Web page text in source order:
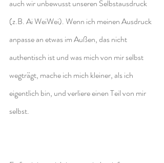
auch wir unbewusst unseren Selbstausdruck
(z.B. Ai WeiWei). Wenn ich meinen Ausdruck
anpasse an etwas im Außen, das nicht
authentisch ist und was mich von mir selbst
wegträgt, mache ich mich kleiner, als ich
eigentlich bin, und verliere einen Teil von mir
selbst.